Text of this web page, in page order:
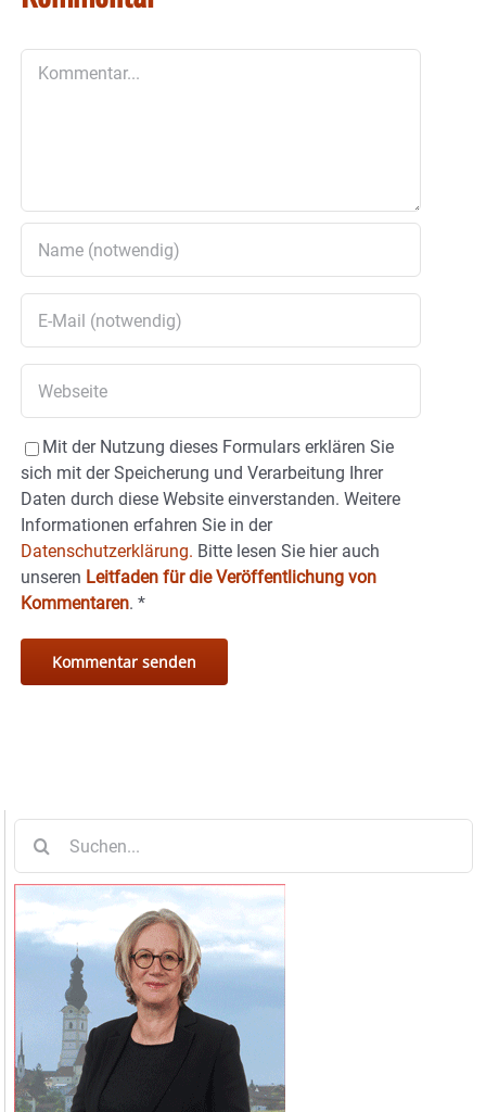
Mit der Nutzung dieses Formulars erklären Sie
sich mit der Speicherung und Verarbeitung Ihrer
Daten durch diese Website einverstanden. Weitere
Informationen erfahren Sie in der
Datenschutzerklärung. Bitte lesen Sie hier auch
unseren Leitfaden für die Veröffentlichung von
Kommentaren. *
nach: